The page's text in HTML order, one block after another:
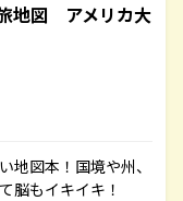
地図 アメリカ大
地図本！国境や州、
脳もイキイキ！